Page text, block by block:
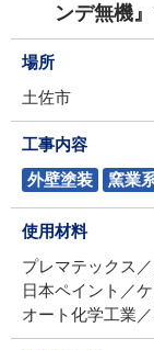
ンデ無機
場所
土佐市
工事内容
外壁塗装
窯業
使用材料
プレマテックス
日本ペイント／
オート化学工業